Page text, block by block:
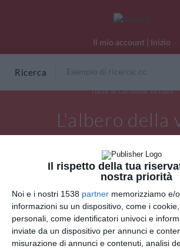
Il rispetto della tua
nostra priorità
Noi e i nostri 1538 partner memorizziamo e/
informazioni su un dispositivo, come i
personali, come identificatori univoci e
inviate da un dispositivo per annunci e
misurazione di annunci e contenuti, analisi
Il mio account | Inizio
Ricerca
Tutte le cartoline virtuali
L'albero della